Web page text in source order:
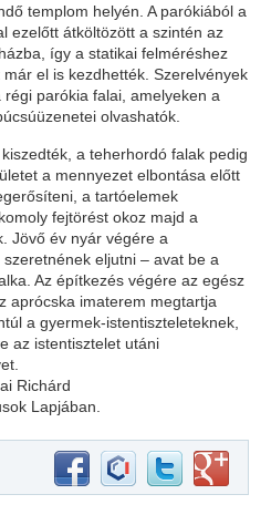
templom helyén. A parókiából a
ezelőtt átköltözött a szintén az
így a statikai felméréshez
el is kezdhették. Szerelvények
parókia falai, amelyeken a
olvashatók.
a teherhordó falak pedig
a mennyezet elbontása előtt
a tartóelemek
fejtörést okoz majd a
Jövő év nyár végére a
eljutni – avat be a
Az építkezés végére az egész
aprócska imaterem megtartja
a gyermek-istentiszteleteknek,
az istentisztelet utáni
Richárd
Lapjában.